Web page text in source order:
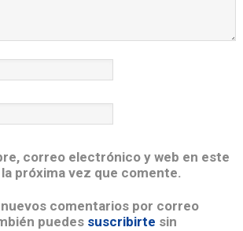
correo electrónico y web en este
próxima vez que comente.
comentarios por correo
puedes suscribirte sin